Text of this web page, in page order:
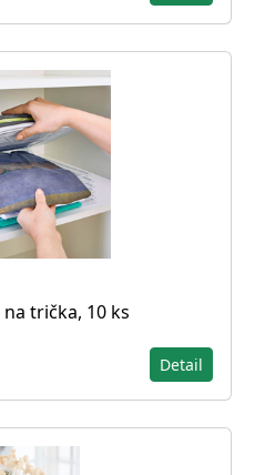
trička, 10 ks
Detail